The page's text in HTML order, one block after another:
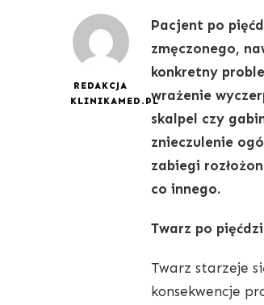
REDAKCJA
KLINIKAMED.PL
Pacjent po
zmęczonego,
konkretny
wrażenie
skalpel czy
znieczulenie
zabiegi
co innego.
Twarz po
Twarz starzeje
konsekwencje